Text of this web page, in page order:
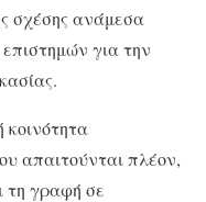
σχέσης ανάμεσα
για την
κοινότητα
απαιτούνται πλέον,
τη γραφή σε